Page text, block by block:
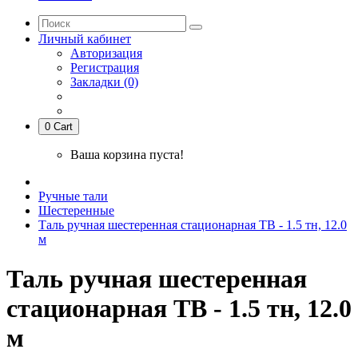
Личный кабинет
Авторизация
Регистрация
Закладки (0)
0 Cart
Ваша корзина пуста!
Ручные тали
Шестеренные
Таль ручная шестеренная стационарная ТВ - 1.5 тн, 12.0
м
Таль ручная шестеренная
стационарная ТВ - 1.5 тн, 12.0
м